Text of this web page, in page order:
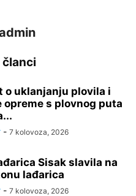
članci
o uklanjanju plovila i
opreme s plovnog puta
- 7 kolovoza, 2026
Sisak slavila na
lađarica
- 7 kolovoza, 2026